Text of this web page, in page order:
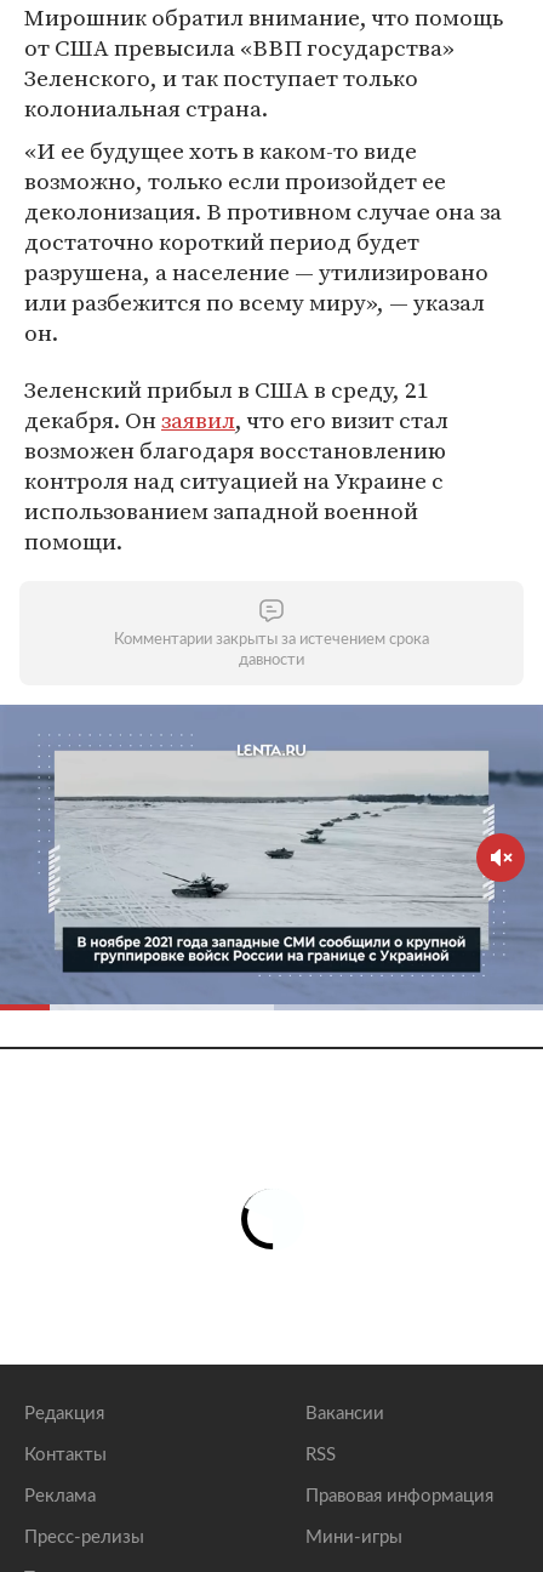
Мирошник обратил внимание, что помощь
от США превысила «ВВП государства»
Зеленского, и так поступает только
колониальная страна.
«И ее будущее хоть в каком-то виде
возможно, только если произойдет ее
деколонизация. В противном случае она за
достаточно короткий период будет
разрушена, а население — утилизировано
или разбежится по всему миру», — указал
он.
Зеленский прибыл в США в среду, 21
декабря. Онзаявил, что его визит стал
возможен благодаря восстановлению
контроля над ситуацией на Украине с
использованием западной военной
помощи.
Комментарии закрыты за истечением срока
давности
Редакция
Контакты
Реклама
Пресс-релизы
Вакансии
RSS
Правовая информация
Мини-игры